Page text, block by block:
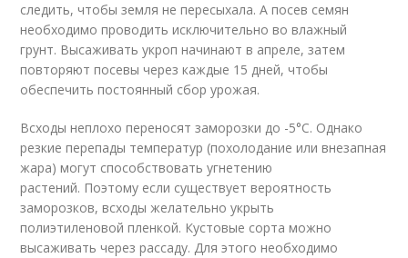
следить, чтобы земля не пересыхала. А посев семян
необходимо проводить исключительно во влажный
грунт. Высаживать укроп начинают в апреле, затем
повторяют посевы через каждые 15 дней, чтобы
обеспечить постоянный сбор урожая.
Всходы неплохо переносят заморозки до -5°C. Однако
резкие перепады температур (похолодание или внезапная
жара) могут способствовать угнетению
растений. Поэтому если существует вероятность
заморозков, всходы желательно укрыть
полиэтиленовой пленкой. Кустовые сорта можно
высаживать через рассаду. Для этого необходимо